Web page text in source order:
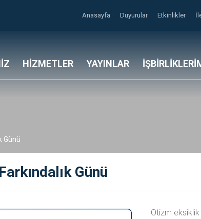
Anasayfa Duyurular Etkinlikler
HİZMETLER YAYINLAR
Günü
Günü
Otizm eksiklik